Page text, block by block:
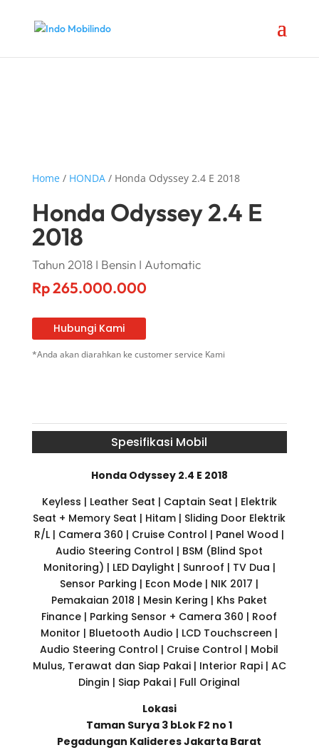
Home/ HONDA/ Honda Odyssey 2.4 E 2018
Honda Odyssey 2.4 E
2018
Tahun 2018 I Bensin I Automatic
Rp265.000.000
Hubungi Kami
*Anda akan diarahkan ke customer service Kami
Spesifikasi Mobil
Honda Odyssey 2.4 E 2018
Keyless | Leather Seat | Captain Seat | Elektrik
Seat + Memory Seat | Hitam | Sliding Door Elektrik
R/L | Camera 360 | Cruise Control | Panel Wood |
Audio Steering Control | BSM (Blind Spot
Monitoring) | LED Daylight | Sunroof | TV Dua |
Sensor Parking | Econ Mode | NIK 2017 |
Pemakaian 2018 | Mesin Kering | Khs Paket
Finance | Parking Sensor + Camera 360 | Roof
Monitor | Bluetooth Audio | LCD Touchscreen |
Audio Steering Control | Cruise Control | Mobil
Mulus, Terawat dan Siap Pakai | Interior Rapi | AC
Dingin | Siap Pakai | Full Original
Lokasi
Taman Surya 3 bLok F2 no 1
Pegadungan Kalideres Jakarta Barat